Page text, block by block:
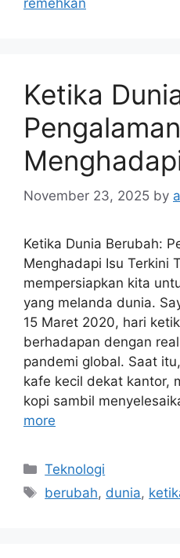
remehkan
Ketika
November 23, 2025 by
Ketika Dunia Berubah:
Menghadapi Isu Terkini
mempersiapkan kita
yang melanda dunia.
15 Maret 2020, hari
berhadapan dengan
pandemi global. Saat
kafe kecil dekat kantor,
kopi sambil
more
Categories
Teknologi
Tags
berubah, dunia,